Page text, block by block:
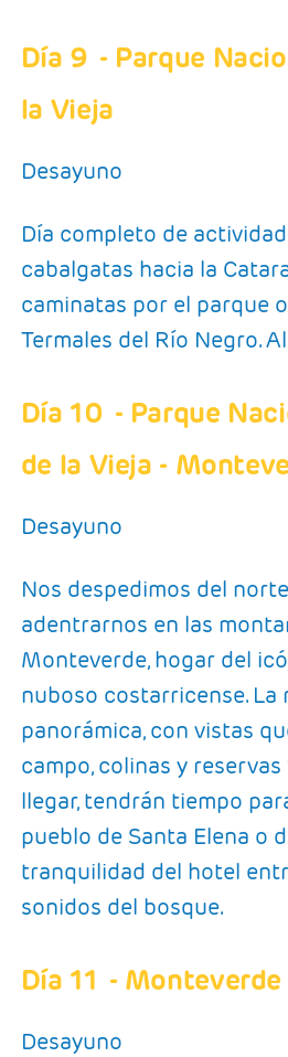
Día 9 - Parque
la Vieja
Desayuno
Día completo de
cabalgatas hacia la
caminatas por el parque
Termales del Río Negro.
Día 10 - Parque
de la Vieja -
Desayuno
Nos despedimos del
adentrarnos en las
Monteverde, hogar del
nuboso costarricense. La
panorámica, con vistas
campo, colinas y
llegar, tendrán tiempo
pueblo de Santa Elena o
tranquilidad del hotel
sonidos del bosque.
Día 11 - Monteverde
Desayuno